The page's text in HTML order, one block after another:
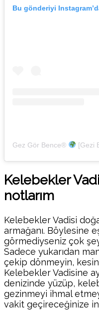
Bu gönderiyi
Gez Gör Bence® [Gezi
Kelebekler
notlarım
Kelebekler Vadisi
armağanı. Böylesine
görmediyseniz çok
Sadece yukarıdan
çekip dönmeyin,
Kelebekler Vadisine
denizinde yüzüp,
gezinmeyi ihmal
vakit geçireceğinize